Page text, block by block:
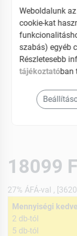
18099
27% ÁFÁ-val ,
Mennyiségi
2 db-tól
5 db-tól
Weboldalunk
cookie-kat
szabás) egyéb
Részletesebb
tájékoztatóban